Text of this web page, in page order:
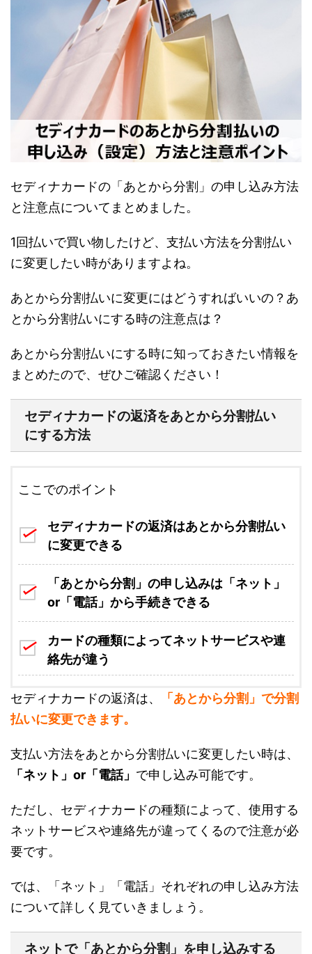
セディナカードの「あとから分割」の申し込み方法
と注意点についてまとめました。
1回払いで買い物したけど、支払い方法を分割払い
に変更したい時がありますよね。
あとから分割払いに変更にはどうすればいいの？あ
とから分割払いにする時の注意点は？
あとから分割払いにする時に知っておきたい情報を
まとめたので、ぜひご確認ください！
セディナカードの返済をあとから分割払い
にする方法
ここでのポイント
セディナカードの返済はあとから分割払い
に変更できる
「あとから分割」の申し込みは「ネット」
or「電話」から手続きできる
カードの種類によってネットサービスや連
絡先が違う
セディナカードの返済は、
「あとから分割」で分割
払いに変更できます。
支払い方法をあとから分割払いに変更したい時は、
「ネット」or「電話」 で申し込み可能です。
ただし、セディナカードの種類によって、使用する
ネットサービスや連絡先が違ってくるので注意が必
要です。
では、「ネット」「電話」それぞれの申し込み方法
について詳しく見ていきましょう。
ネットで「あとから分割」を申し込みする